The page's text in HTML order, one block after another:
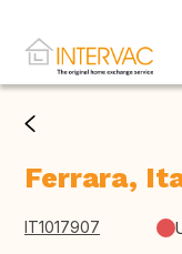
Ferrara,
IT1017907